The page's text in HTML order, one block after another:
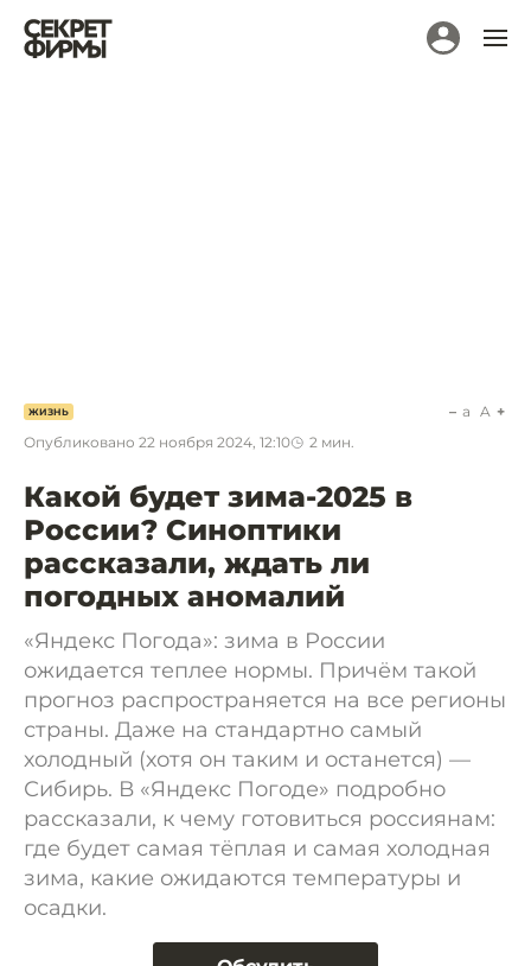
ЖИЗНЬ
Опубликовано 22 ноября 2024, 12:10 2 мин.
a A
Какой будет зима-2025 в
России? Синоптики
рассказали, ждать ли
погодных аномалий
«Яндекс Погода»: зима в России
ожидается теплее нормы. Причём такой
прогноз распространяется на все регионы
страны. Даже на стандартно самый
холодный (хотя он таким и останется) —
Сибирь. В «Яндекс Погоде» подробно
рассказали, к чему готовиться россиянам:
где будет самая тёплая и самая холодная
зима, какие ожидаются температуры и
осадки.